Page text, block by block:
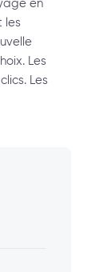
en
les
Les
Les